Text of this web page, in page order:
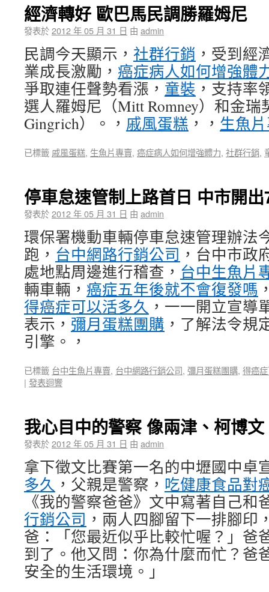
經濟轉好 歐巴馬民調勝羅姆尼
發表於2012 年 05 月 31 日 由 admin
民調今天顯示， 社群行銷 ，受到經
業成長激勵， 癌症病人如何增強體
爭取連任聲勢看漲， 童裝 ，支持率
選人羅姆尼（Mitt Romney）和金瑞
Gingrich）。， 戚風蛋糕 ，， 生魚
已標籤 戚風蛋糕, 生魚片專賣, 癌症病人如何增強體力, 社群行銷,
停車怠速管制上路首日 中市開
發表於2012 年 05 月 31 日 由 admin
環保署機動車輛停車怠速管理辦法
跑， 台中網路行銷公司 ，台中市政
處地點周邊進行稽查， 台中生魚片
輛車輛， 癌症五年後就不會復發嗎
得癌症可以活多久 ，一一開立宣導
表示， 彌月蛋糕團購 ，了解法令規
引擎。，
已標籤 台中生魚片專賣, 台中網路行銷公司, 彌月蛋糕團購, 得癌
| 發表迴響
我心目中的警察 像兩津、柯博文
發表於2012 年 05 月 31 日 由 admin
拿下徵文比賽第一名的中壢國中卓
多久 ，父親是警察， 吃健康食品對
《我的警察爸爸》文中寫著自己和
行銷公司 ，兩人四腳留下一排腳印
爸：「您最近似乎比較忙喔？」爸
到了。他又問：你為什麼而忙？爸
安全的生活環境。」